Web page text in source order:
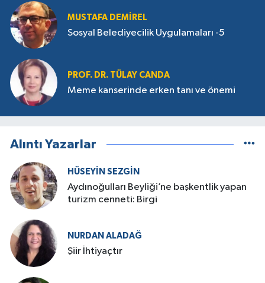
MUSTAFA DEMIREL
Sosyal Belediyecilik Uygulamaları -5
PROF. DR. TÜLAY CANDA
Meme kanserinde erken tanı ve önemi
Alıntı Yazarlar
HÜSEYIN SEZGIN
Aydınoğulları Beyliği’ne başkentlik yapan
turizm cenneti: Birgi
NURDAN ALADAĞ
Şiir İhtiyaçtır